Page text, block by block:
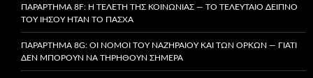
ΠΑΡΆΡΤΗΜΑ 8F: Η ΤΕΛΕΤΉ ΤΗΣ ΚΟΙΝΩΝΊΑΣ — ΤΟ ΤΕΛΕΥΤΑΊΟ ΔΕΊΠΝΟ
ΤΟΥ ΙΗΣΟΎ ΉΤΑΝ ΤΟ ΠΆΣΧΑ
ΠΑΡΆΡΤΗΜΑ 8G: ΟΙ ΝΌΜΟΙ ΤΟΥ ΝΑΖΗΡΑΊΟΥ ΚΑΙ ΤΩΝ ΌΡΚΩΝ — ΓΙΑΤΊ
ΔΕΝ ΜΠΟΡΟΎΝ ΝΑ ΤΗΡΗΘΟΎΝ ΣΉΜΕΡΑ